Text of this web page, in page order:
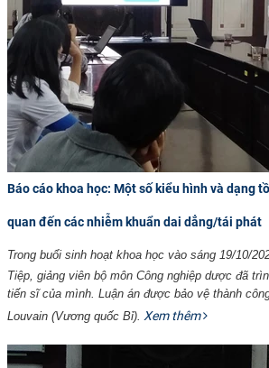
Báo cáo khoa học: Một số kiểu hình và dạng
quan đến các nhiễm khuẩn dai dẳng/tái phát
Trong buổi sinh hoạt khoa học vào sáng 19/10/
Tiệp, giảng viên bộ môn Công nghiệp dược đã
tiến sĩ của mình. Luận án được bảo vệ thành
Louvain (Vương quốc Bỉ). Xem thêm